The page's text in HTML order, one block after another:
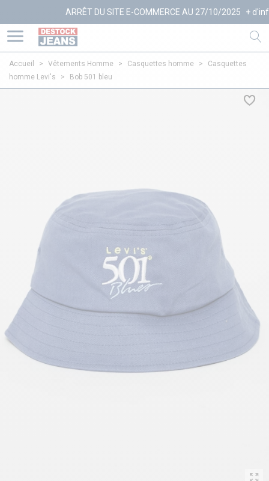
ARRÊT DU SITE E-COMMERCE AU 27/10/2025 + d'infos
Accueil > Vêtements Homme > Casquettes homme >
Casquettes
homme Levi's
> Bob 501 bleu